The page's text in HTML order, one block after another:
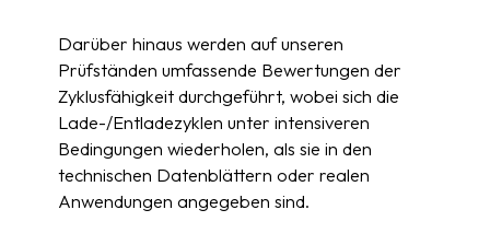
Darüber hinaus werden auf unseren
Prüfständen umfassende Bewertungen der
Zyklusfähigkeit durchgeführt, wobei sich die
Lade-/Entladezyklen unter intensiveren
Bedingungen wiederholen, als sie in den
technischen Datenblättern oder realen
Anwendungen angegeben sind.